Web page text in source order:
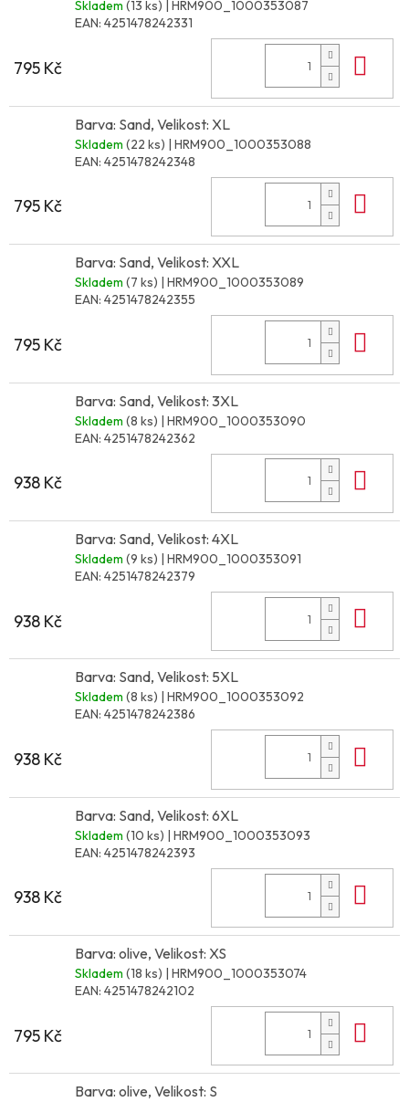
Skladem (13 ks) | HRM900_1000353087
EAN: 4251478242331
795 Kč
Barva: Sand, Velikost: XL
Skladem (22 ks) | HRM900_1000353088
EAN: 4251478242348
795 Kč
Barva: Sand, Velikost: XXL
Skladem (7 ks) | HRM900_1000353089
EAN: 4251478242355
795 Kč
Barva: Sand, Velikost: 3XL
Skladem (8 ks) | HRM900_1000353090
EAN: 4251478242362
938 Kč
Barva: Sand, Velikost: 4XL
Skladem (9 ks) | HRM900_1000353091
EAN: 4251478242379
938 Kč
Barva: Sand, Velikost: 5XL
Skladem (8 ks) | HRM900_1000353092
EAN: 4251478242386
938 Kč
Barva: Sand, Velikost: 6XL
Skladem (10 ks) | HRM900_1000353093
EAN: 4251478242393
938 Kč
Barva: olive, Velikost: XS
Skladem (18 ks) | HRM900_1000353074
EAN: 4251478242102
795 Kč
Barva: olive, Velikost: S